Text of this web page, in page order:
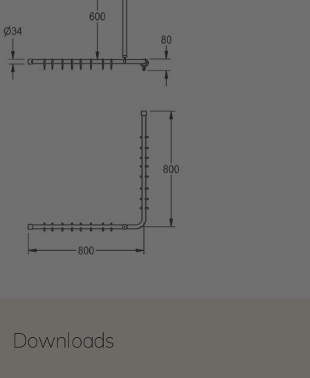
Downloads